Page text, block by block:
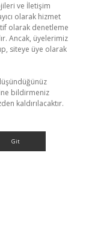
ve İletişim
olarak hizmet
olarak denetleme
Ancak, üyelerimiz
siteye üye olarak
bildirmeniz
kaldırılacaktır.